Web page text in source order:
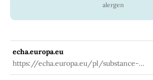
alergen
echa.europa.eu
https://echa.europa.eu/pl/substance-
information/-/substanceinfo/100.225.152